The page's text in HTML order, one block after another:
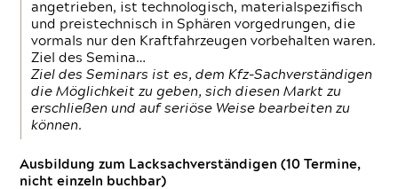
angetrieben, ist technologisch, materialspezifisch
und preistechnisch in Sphären vorgedrungen, die
vormals nur den Kraftfahrzeugen vorbehalten waren.
Ziel des Semina…
Ziel des Seminars ist es, dem Kfz-Sachverständigen
die Möglichkeit zu geben, sich diesen Markt zu
erschließen und auf seriöse Weise bearbeiten zu
können.
Ausbildung zum Lacksachverständigen (10 Termine,
nicht einzeln buchbar)